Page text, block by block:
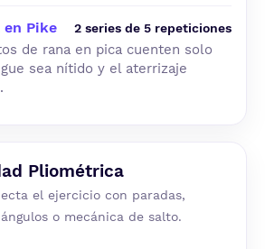
en Pike 2 series de 5 repeticiones
de rana en pica cuenten solo
sea nítido y el aterrizaje
Pliométrica
el ejercicio con paradas,
o mecánica de salto.